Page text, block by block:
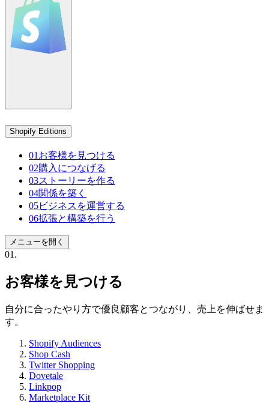
Shopify Editions
01 お客様を見つける
02購入につなげる
03ストーリーを作る
04関係を築く
05ビジネスを運営する
06拡張と構築を行う
メニューを開く
01.
お客様を見つける
自分に合ったやり方で優良顧客とつながり、売上を伸ばせま
す。
Shopify Audiences
Shop Cash
Twitter Shopping
Dovetale
Linkpop
Marketplace Kit